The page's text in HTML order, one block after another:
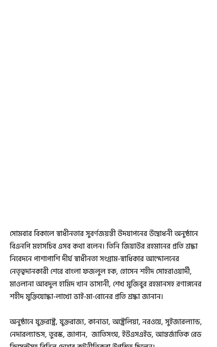
সোমবার বিকালে স্বাধীনতার সুবর্ণজয়ন্তী উদযা‌পনের উদ্বোধনী অনুষ্ঠানে
বিএনপি মহাসচিব এসব কথা বলেন। তিনি জিয়াউর রহমানের প্রতি শ্রদ্ধা
নিবেদনে পাশাপাশি দীর্ঘ স্বাধীনতা সংগ্রাম-স্বাধিকার আন্দোলনের
নেতৃত্বদানকারী শেরে বাংলা ফজলুল হক, হোসেন শহীদ সোহরাওয়ার্দী,
মাওলানা আবদুল হামিদ খান ভাসানী, শেখ মুজিবুর রহমানসহ রণাঙ্গনের
শহীদ মুক্তিযোদ্ধা-লাখো ভাই-মা-বোনের প্রতি শ্রদ্ধা জানান।
অনুষ্ঠানে যুক্তরাষ্ট্র, যুক্তরাজ্য, কানাডা, অষ্ট্রেলিয়া, নরওয়ে, সুইজারল্যান্ড,
নেদারল্যান্ডস, তুরস্ক, জাপান, জাতিসংঘ, ইউএসএইড, আন্তর্জাতিক রেড